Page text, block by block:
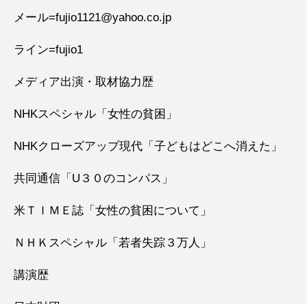
メール=fujio1121@yahoo.co.jp
ライン=fujio1
メディア出演・取材協力歴
NHKスペシャル「女性の貧困」
NHKクローズアップ現代「子どもはどこへ消えた」
共同通信「U３０のコンパス」
米ＴＩＭＥ誌「女性の貧困について」
ＮＨＫスペシャル「若者失踪３万人」
講演歴